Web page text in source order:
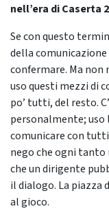
nell’era di Caserta
Se con questo
della
confermare. Ma non
uso questi mezzi di
po’ tutti, del resto.
personalmente; uso
comunicare con
nego che ogni tanto
che un dirigente
il dialogo. La piazza
al gioco.